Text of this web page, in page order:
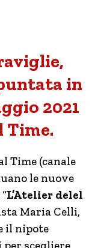
in
2021
Time.
Time (canale
le nuove
L’Atelier delel
Maria Celli,
il nipote